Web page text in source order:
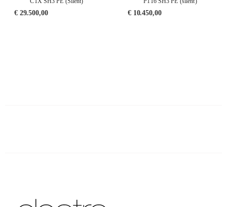
C1X SH3 PE (Silent)
€29.500,00
P116 SH3 PE (silent)
€10.450,00